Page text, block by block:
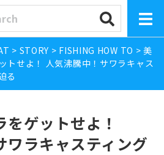
> STORY > FISHING HOW TO >美
トせよ！ 人気沸騰中！サワラキャス
る
ゲットせよ！
ワラキャスティング